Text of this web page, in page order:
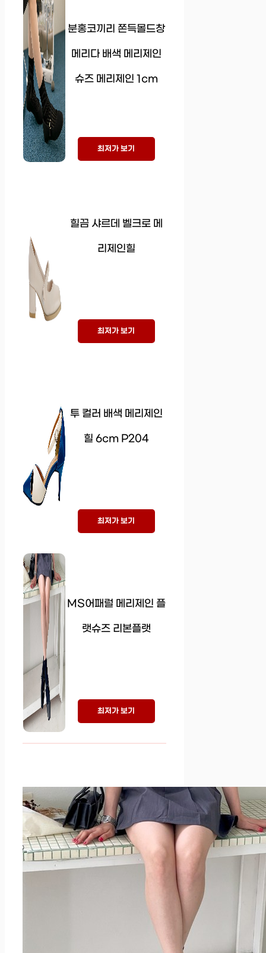
분홍코끼리 쫀득몰드창
메리다 배색 메리제인
슈즈 메리제인 1cm
최저가 보기
힐끔 샤르데 벨크로 메
리제인힐
최저가 보기
투 컬러 배색 메리제인
힐 6cm P204
최저가 보기
MS어패럴 메리제인 플
랫슈즈 리본플랫
최저가 보기